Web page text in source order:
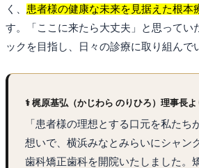
く、 患者様の健康な未来を見据えた根本
す。「ここに来たら大丈夫」と思ってい
ックを目指し、日々の診療に取り組んで
⚕ 梶原基弘（かじわら のりひろ）理事長よ
「患者様の理想とする口元を私たち
想いで、横浜みなとみらいにシャン
歯科矯正歯科を開院いたしました。